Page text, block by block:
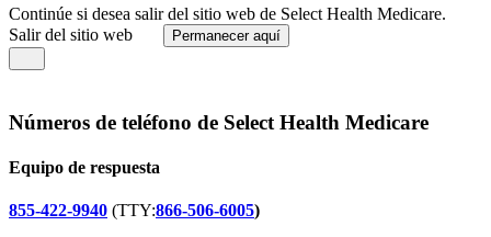
Continúe si desea salir del sitio web de Select Health Medicare.
Salir del sitio web
Permanecer aquí
Números de teléfono de Select Health Medicare
Equipo de respuesta
855-422-9940 (TTY:866-506-6005)